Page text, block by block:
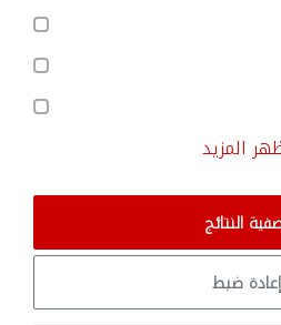
المزيد
النتائج
إعادة ضبط